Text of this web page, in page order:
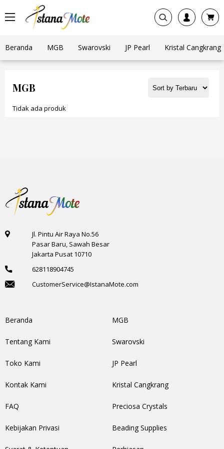
Beranda MGB Swarovski JP Pearl Kristal Cangkrang
MGB
Tidak ada produk
Jl. Pintu Air Raya No.56
Pasar Baru, Sawah Besar
Jakarta Pusat 10710
628118904745
CustomerService@IstanaMote.com
Beranda
Tentang Kami
Toko Kami
Kontak Kami
FAQ
Kebijakan Privasi
MGB
Swarovski
JP Pearl
Kristal Cangkrang
Preciosa Crystals
Beading Supplies